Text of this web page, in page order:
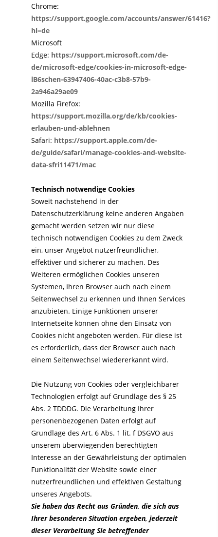
Chrome:
https://support.google.com/accounts/answer/61416?
hl=de
Microsoft
Edge: https://support.microsoft.com/de-
de/microsoft-edge/cookies-in-microsoft-edge-
lB6schen-63947406-40ac-c3b8-57b9-
2a946a29ae09
Mozilla Firefox:
https://support.mozilla.org/de/kb/cookies-
erlauben-und-ablehnen
Safari: https://support.apple.com/de-
de/guide/safari/manage-cookies-and-website-
data-sfri11471/mac
Technisch notwendige Cookies
Soweit nachstehend in der
Datenschutzerklärung keine anderen Angaben
gemacht werden setzen wir nur diese
technisch notwendigen Cookies zu dem Zweck
ein, unser Angebot nutzerfreundlicher,
effektiver und sicherer zu machen. Des
Weiteren ermöglichen Cookies unseren
Systemen, Ihren Browser auch nach einem
Seitenwechsel zu erkennen und Ihnen Services
anzubieten. Einige Funktionen unserer
Internetseite können ohne den Einsatz von
Cookies nicht angeboten werden. Für diese ist
es erforderlich, dass der Browser auch nach
einem Seitenwechsel wiedererkannt wird.
Die Nutzung von Cookies oder vergleichbarer
Technologien erfolgt auf Grundlage des § 25
Abs. 2 TDDDG. Die Verarbeitung Ihrer
personenbezogenen Daten erfolgt auf
Grundlage des Art. 6 Abs. 1 lit. f DSGVO aus
unserem überwiegenden berechtigten
Interesse an der Gewährleistung der optimalen
Funktionalität der Website sowie einer
nutzerfreundlichen und effektiven Gestaltung
unseres Angebots.
Sie haben das Recht aus Gründen, die sich aus
Ihrer besonderen Situation ergeben, jederzeit
dieser Verarbeitung Sie betreffender